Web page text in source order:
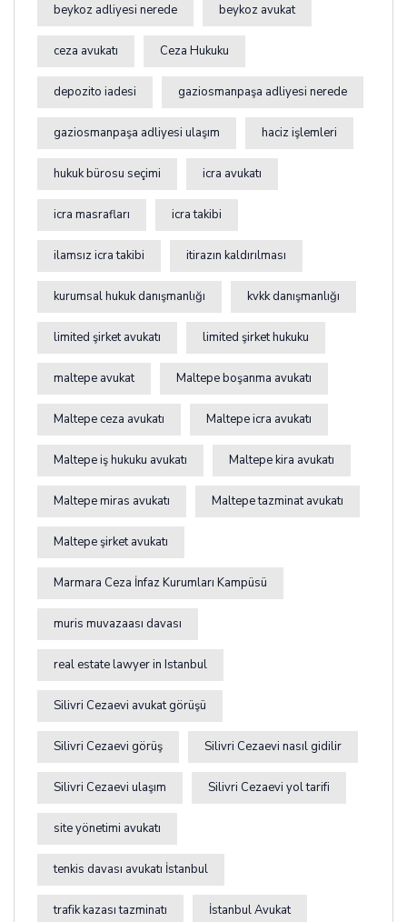
beykoz adliyesi nerede beykoz avukat
ceza avukatı Ceza Hukuku
depozito iadesi gaziosmanpaşa adliyesi nerede
gaziosmanpaşa adliyesi ulaşım haciz işlemleri
hukuk bürosu seçimi icra avukatı
icra masrafları icra takibi
ilamsız icra takibi itirazın kaldırılması
kurumsal hukuk danışmanlığı kvkk danışmanlığı
limited şirket avukatı limited şirket hukuku
maltepe avukat Maltepe boşanma avukatı
Maltepe ceza avukatı Maltepe icra avukatı
Maltepe iş hukuku avukatı Maltepe kira avukatı
Maltepe miras avukatı Maltepe tazminat avukatı
Maltepe şirket avukatı
Marmara Ceza İnfaz Kurumları Kampüsü
muris muvazaası davası
real estate lawyer in Istanbul
Silivri Cezaevi avukat görüşü
Silivri Cezaevi görüş Silivri Cezaevi nasıl gidilir
Silivri Cezaevi ulaşım Silivri Cezaevi yol tarifi
site yönetimi avukatı
tenkis davası avukatı İstanbul
trafik kazası tazminatı İstanbul Avukat